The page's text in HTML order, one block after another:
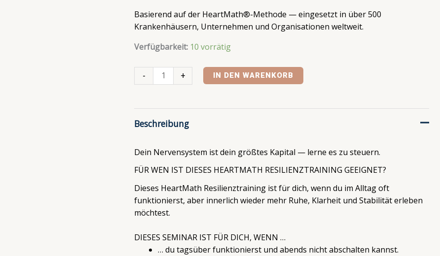
Basierend auf der HeartMath®-Methode — eingesetzt in über 500
Krankenhäusern, Unternehmen und Organisationen weltweit.
Verfügbarkeit: 10 vorrätig
- + IN DEN WARENKORB
Beschreibung
Dein Nervensystem ist dein größtes Kapital — lerne es zu steuern.
FÜR WEN IST DIESES HEARTMATH RESILIENZTRAINING GEEIGNET?
Dieses HeartMath Resilienztraining ist für dich, wenn du im Alltag oft
funktionierst, aber innerlich wieder mehr Ruhe, Klarheit und Stabilität erleben
möchtest.
DIESES SEMINAR IST FÜR DICH, WENN …
… du tagsüber funktionierst und abends nicht abschalten kannst.